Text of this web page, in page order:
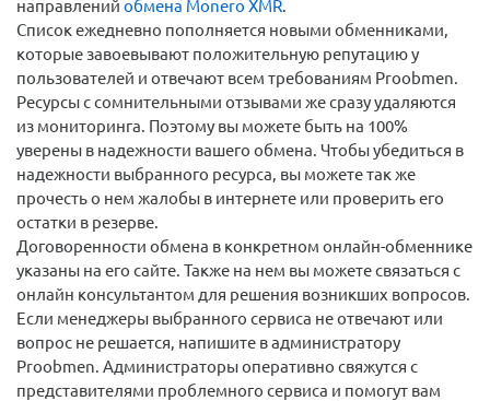
направлений обмена Monero XMR.
Список ежедневно пополняется новыми обменниками,
которые завоевывают положительную репутацию у
пользователей и отвечают всем требованиям Proobmen.
Ресурсы с сомнительными отзывами же сразу удаляются
из мониторинга. Поэтому вы можете быть на 100%
уверены в надежности вашего обмена. Чтобы убедиться в
надежности выбранного ресурса, вы можете так же
прочесть о нем жалобы в интернете или проверить его
остатки в резерве.
Договоренности обмена в конкретном онлайн-обменнике
указаны на его сайте. Также на нем вы можете связаться с
онлайн консультантом для решения возникших вопросов.
Если менеджеры выбранного сервиса не отвечают или
вопрос не решается, напишите в администратору
Proobmen. Администраторы оперативно свяжутся с
представителями проблемного сервиса и помогут вам